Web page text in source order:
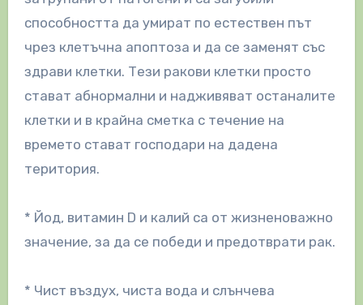
способността да умират по естествен път
чрез клетъчна апоптоза и да се заменят със
здрави клетки. Тези ракови клетки просто
стават абнормални и надживяват останалите
клетки и в крайна сметка с течение на
времето стават господари на дадена
територия.
* Йод, витамин D и калий са от жизненоважно
значение, за да се победи и предотврати рак.
* Чист въздух, чиста вода и слънчева